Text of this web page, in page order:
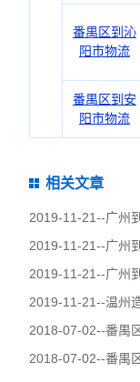
番禺区到沁
阳市物流
番禺区到安
阳市物流
相关文章
2019-11-21--广州到玉溪物流公
2019-11-21--广州到滁州物流公司|
2019-11-21--广州到宁波物流公
2019-11-21--温州造型铝单板
2018-07-02--番禺区到济源市物流公司
2018-07-02--番禺区到新蔡县物流公司